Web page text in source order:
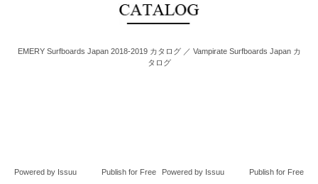
EMERY Surfboards Japan 2018-2019 カタログ ／ Vampirate Surfboards Japan カ
タログ
Powered by Issuu Publish for Free Powered by Issuu Publish for Free